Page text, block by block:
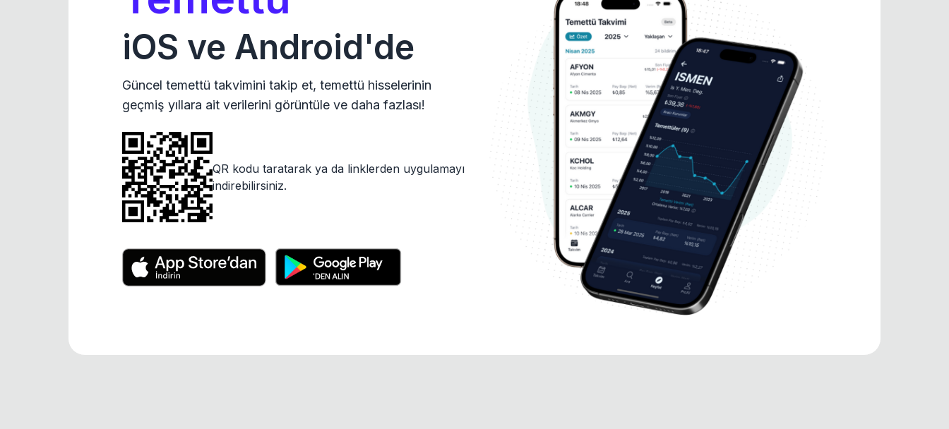
iOS ve Android'de
Güncel temettü takvimini takip et, temettü hisselerinin
geçmiş yıllara ait verilerini görüntüle ve daha fazlası!
QR kodu taratarak ya da linklerden uygulamayı
indirebilirsiniz.